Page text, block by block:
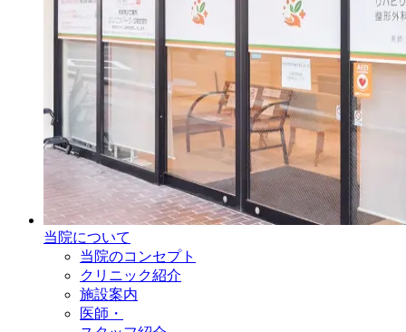
当院について
当院のコンセプト
クリニック紹介
施設案内
医師・